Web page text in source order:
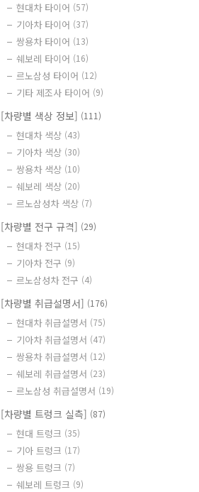
현대차 타이어 (57)
기아차 타이어 (37)
쌍용차 타이어 (13)
쉐보레 타이어 (16)
르노삼성 타이어 (12)
기타 제조사 타이어 (9)
[차량별 색상 정보] (111)
현대차 색상 (43)
기아차 색상 (30)
쌍용차 색상 (10)
쉐보레 색상 (20)
르노삼성차 색상 (7)
[차량별 전구 규격] (29)
현대차 전구 (15)
기아차 전구 (9)
르노삼성차 전구 (4)
[차량별 취급설명서] (176)
현대차 취급설명서 (75)
기아차 취급설명서 (47)
쌍용차 취급설명서 (12)
쉐보레 취급설명서 (23)
르노삼성 취급설명서 (19)
[차량별 트렁크 실측] (87)
현대 트렁크 (35)
기아 트렁크 (17)
쌍용 트렁크 (7)
쉐보레 트렁크 (9)